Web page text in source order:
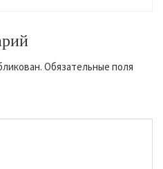
Обязательные поля